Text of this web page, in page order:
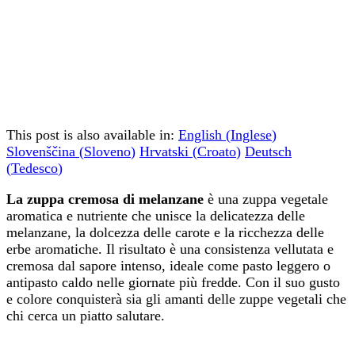
This post is also available in: English (Inglese)
Slovenščina (Sloveno) Hrvatski (Croato) Deutsch
(Tedesco)
La zuppa cremosa di melanzane è una zuppa vegetale
aromatica e nutriente che unisce la delicatezza delle
melanzane, la dolcezza delle carote e la ricchezza delle
erbe aromatiche. Il risultato è una consistenza vellutata e
cremosa dal sapore intenso, ideale come pasto leggero o
antipasto caldo nelle giornate più fredde. Con il suo gusto
e colore conquisterà sia gli amanti delle zuppe vegetali che
chi cerca un piatto salutare.